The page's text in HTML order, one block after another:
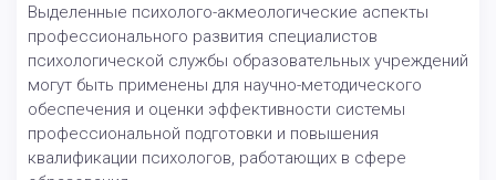
Выделенные психолого-акмеологические аспекты
профессионального развития специалистов
психологической службы образовательных учреждений
могут быть применены для научно-методического
обеспечения и оценки эффективности системы
профессиональной подготовки и повышения
квалификации психологов, работающих в сфере